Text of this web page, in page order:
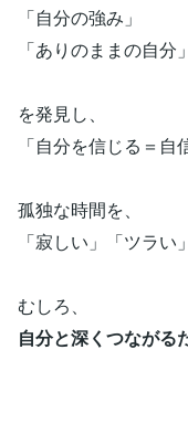
「自分の強み」
「ありのままの自分」
を発見し、
「自分を信じる＝自
孤独な時間を、
「寂しい」「ツラ
むしろ、
自分と深くつながる